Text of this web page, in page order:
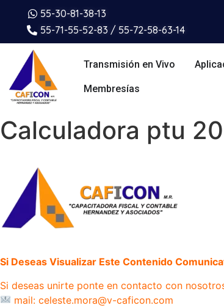
55-30-81-38-13
55-71-55-52-83 / 55-72-58-63-14
Transmisión en Vivo
Membresías
Calculadora ptu
Si Deseas Visualizar Este Contenido
Si deseas unirte ponte en contacto con
mail: celeste.mora@v-caficon.com